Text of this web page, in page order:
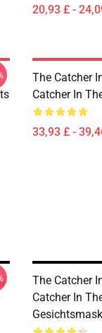
20,93 £ -
The Catcher
Catcher In
33,93 £ -
The Catcher
Catcher In